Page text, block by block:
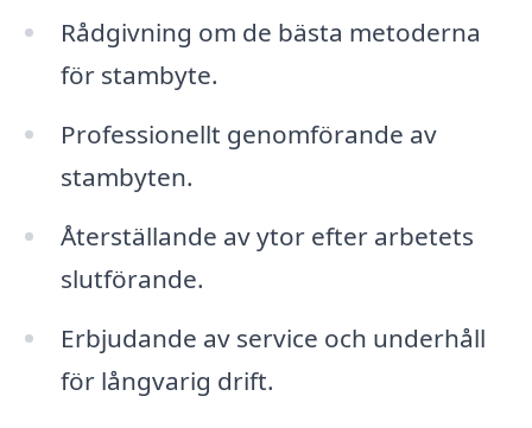
Rådgivning om de bästa metoderna
för stambyte.
Professionellt genomförande av
stambyten.
Återställande av ytor efter arbetets
slutförande.
Erbjudande av service och underhåll
för långvarig drift.